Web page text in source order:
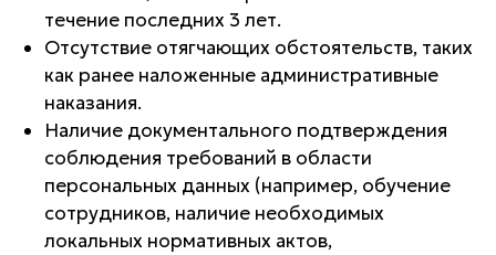
течение последних 3 лет.
Отсутствие отягчающих обстоятельств, таких
как ранее наложенные административные
наказания.
Наличие документального подтверждения
соблюдения требований в области
персональных данных (например, обучение
сотрудников, наличие необходимых
локальных нормативных актов,